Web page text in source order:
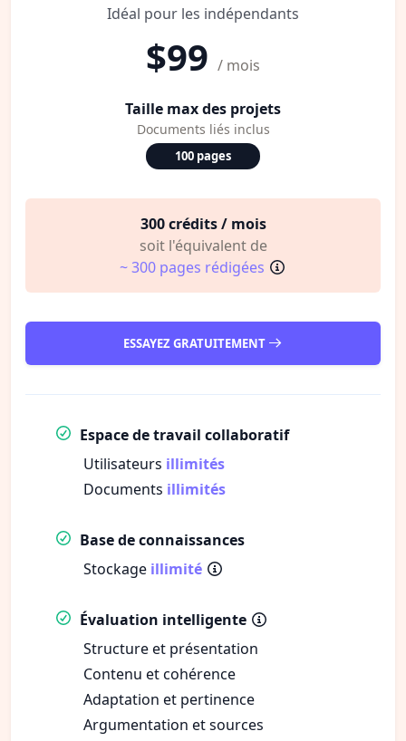
Idéal pour les indépendants
$99 / mois
Taille max des projets
Documents liés inclus
100 pages
300 crédits / mois
soit l'équivalent de
~ 300 pages rédigées
ESSAYEZ GRATUITEMENT
Espace de travail collaboratif
Utilisateurs illimités
Documents illimités
Base de connaissances
Stockage illimité
Évaluation intelligente
Structure et présentation
Contenu et cohérence
Adaptation et pertinence
Argumentation et sources